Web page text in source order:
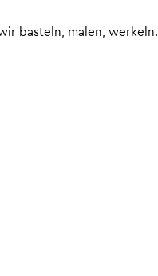
basteln, malen, werkeln.